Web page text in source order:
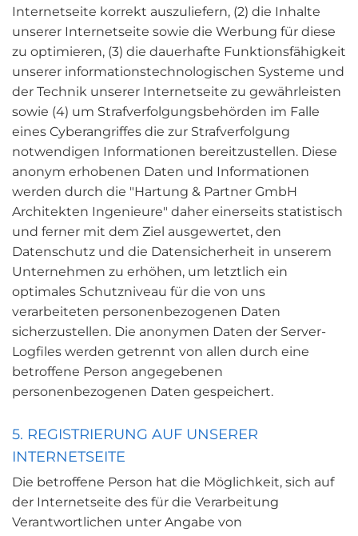
Internetseite korrekt auszuliefern, (2) die Inhalte
unserer Internetseite sowie die Werbung für diese
zu optimieren, (3) die dauerhafte Funktionsfähigkeit
unserer informationstechnologischen Systeme und
der Technik unserer Internetseite zu gewährleisten
sowie (4) um Strafverfolgungsbehörden im Falle
eines Cyberangriffes die zur Strafverfolgung
notwendigen Informationen bereitzustellen. Diese
anonym erhobenen Daten und Informationen
werden durch die "Hartung & Partner GmbH
Architekten Ingenieure" daher einerseits statistisch
und ferner mit dem Ziel ausgewertet, den
Datenschutz und die Datensicherheit in unserem
Unternehmen zu erhöhen, um letztlich ein
optimales Schutzniveau für die von uns
verarbeiteten personenbezogenen Daten
sicherzustellen. Die anonymen Daten der Server-
Logfiles werden getrennt von allen durch eine
betroffene Person angegebenen
personenbezogenen Daten gespeichert.
5. REGISTRIERUNG AUF UNSERER
INTERNETSEITE
Die betroffene Person hat die Möglichkeit, sich auf
der Internetseite des für die Verarbeitung
Verantwortlichen unter Angabe von